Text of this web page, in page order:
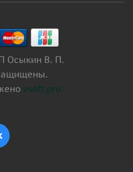
Осыкин В. П.
vsoft.pro